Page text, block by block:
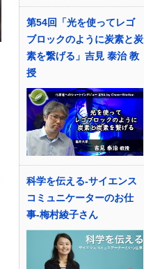
第54回「光を使ってレゴ
ブロックのように炭素と炭
素を繋げる」吉見 泰治 教
授
科学を伝える-サイエンス
コミュニケーターのお仕
事-梅村綾子さん